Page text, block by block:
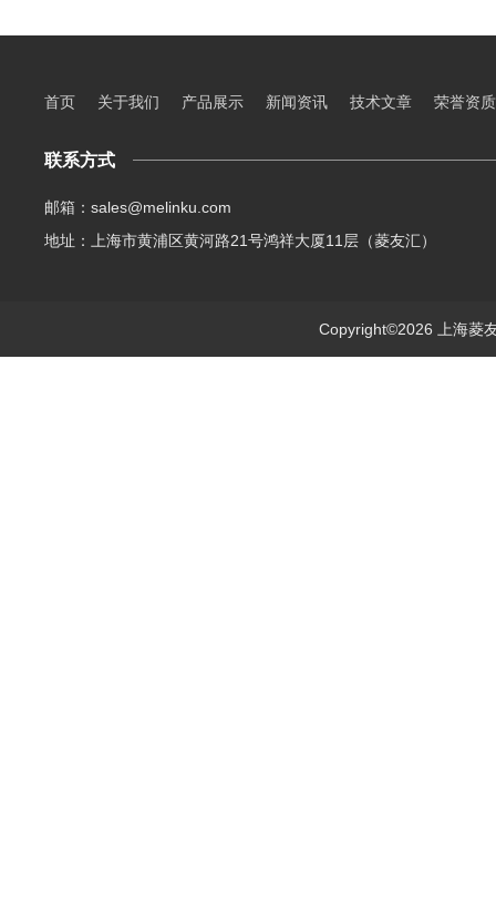
首页 关于我们 产品展示 新闻资讯 技术文章 荣誉资质
联系方式
邮箱：sales@melinku.com
地址：上海市黄浦区黄河路21号鸿祥大厦11层（菱友汇）
Copyright©2026 上海菱